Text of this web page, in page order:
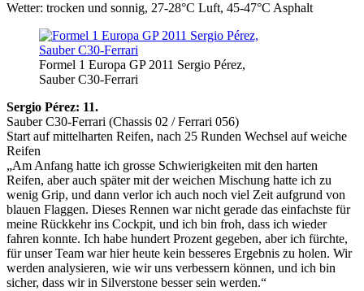
Wetter: trocken und sonnig, 27-28°C Luft, 45-47°C Asphalt
Formel 1 Europa GP 2011 Sergio Pérez,
Sauber C30-Ferrari
Sergio Pérez: 11.
Sauber C30-Ferrari (Chassis 02 / Ferrari 056)
Start auf mittelharten Reifen, nach 25 Runden Wechsel auf weiche
Reifen
„Am Anfang hatte ich grosse Schwierigkeiten mit den harten
Reifen, aber auch später mit der weichen Mischung hatte ich zu
wenig Grip, und dann verlor ich auch noch viel Zeit aufgrund von
blauen Flaggen. Dieses Rennen war nicht gerade das einfachste für
meine Rückkehr ins Cockpit, und ich bin froh, dass ich wieder
fahren konnte. Ich habe hundert Prozent gegeben, aber ich fürchte,
für unser Team war hier heute kein besseres Ergebnis zu holen. Wir
werden analysieren, wie wir uns verbessern können, und ich bin
sicher, dass wir in Silverstone besser sein werden.“